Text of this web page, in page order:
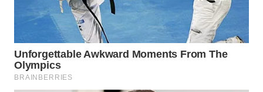
KALTIM
WN
SULSEL